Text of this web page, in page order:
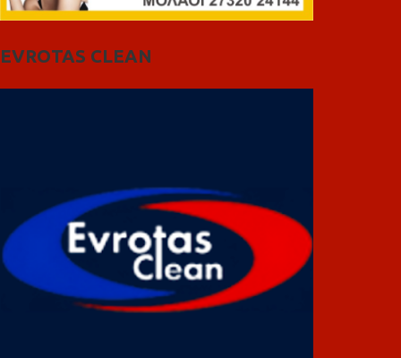
EVROTAS CLEAN